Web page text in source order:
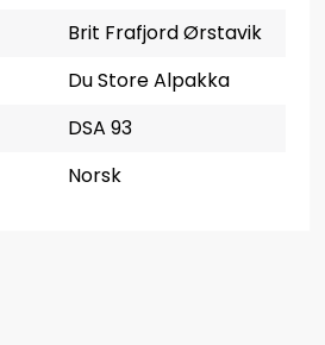
Brit Frafjord Ørstavik
Du Store Alpakka
DSA 93
Norsk